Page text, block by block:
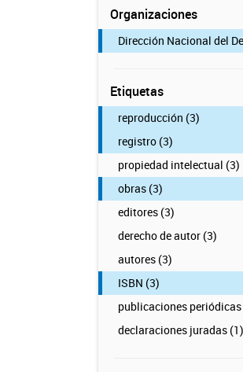
Organizaciones
Dirección Nacional del
Etiquetas
reproducción (3)
registro (3)
propiedad intelectual (3)
obras (3)
editores (3)
derecho de autor (3)
autores (3)
ISBN (3)
publicaciones
declaraciones juradas (1)